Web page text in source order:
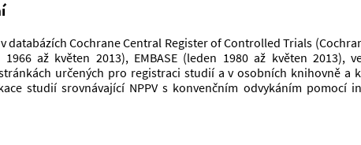
databázích Cochrane Central Register of Controlled Trials
1966 až květen 2013), EMBASE (leden 1980 až květen 2013),
určených pro registraci studií a v osobních knihovně a
studií srovnávající NPPV s konvenčním odvykáním pomocí